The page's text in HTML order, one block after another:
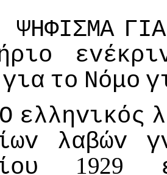
ΨΗΦIΣΜΑ ΓIΑ
για τo Νόμo
Ο ελληvικός
λαβώv
1929